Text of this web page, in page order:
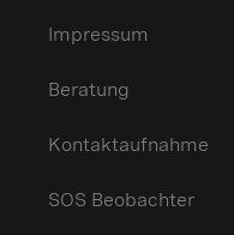
Impressum
Beratung
Kontaktaufnahme
SOS Beobachter